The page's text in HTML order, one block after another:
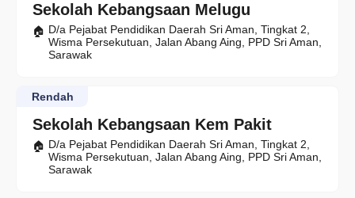
Sekolah Kebangsaan Melugu
D/a Pejabat Pendidikan Daerah Sri Aman, Tingkat 2,
Wisma Persekutuan, Jalan Abang Aing, PPD Sri Aman,
Sarawak
Sekolah Kebangsaan Kem Pakit
Rendah
D/a Pejabat Pendidikan Daerah Sri Aman, Tingkat 2,
Wisma Persekutuan, Jalan Abang Aing, PPD Sri Aman,
Sarawak